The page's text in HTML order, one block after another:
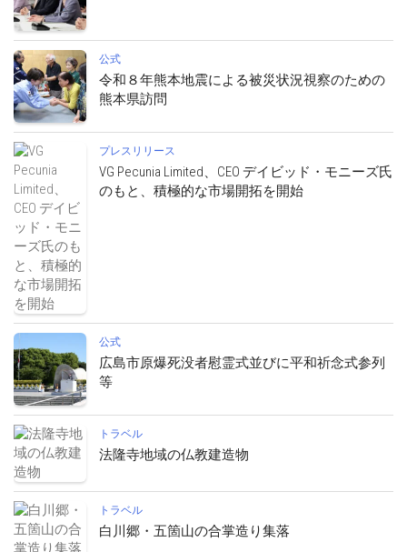
公式
令和８年熊本地震による被災状況視察のための
熊本県訪問
プレスリリース
VG Pecunia Limited、CEO デイビッド・モニーズ氏
のもと、積極的な市場開拓を開始
公式
広島市原爆死没者慰霊式並びに平和祈念式参列
等
トラベル
法隆寺地域の仏教建造物
トラベル
白川郷・五箇山の合掌造り集落